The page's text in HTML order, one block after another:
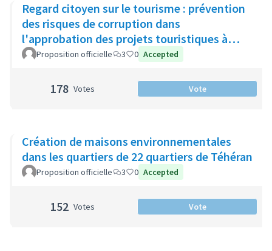
Regard citoyen sur le tourisme : prévention
des risques de corruption dans
l'approbation des projets touristiques à
impact environnemental sur la Rivi
Proposition officielle 3 0 Accepted
178 Votes Vote
Création de maisons environnementales
dans les quartiers de 22 quartiers de Téhéran
Proposition officielle 3 0 Accepted
152 Votes Vote